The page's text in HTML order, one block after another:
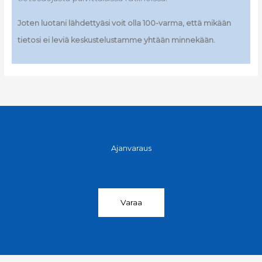
Joten luotani lähdettyäsi voit olla 100-varma, että mikään
tietosi ei leviä keskustelustamme yhtään minnekään.
Ajanvaraus
Varaa